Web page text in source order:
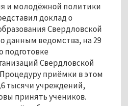
и молодёжной политики
доклад о
Свердловской
данным ведомства, на 29
подготовке
Свердловской
приёмки в этом
тысячи учреждений,
принять учеников.